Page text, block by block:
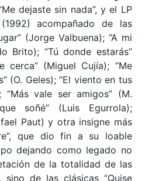
dejaste sin nada”, y el LP
acompañado de las
(Jorge Valbuena); “A mi
Brito); “Tú donde estarás”
cerca” (Miguel Cujía); “Me
(O. Geles); “El viento en tus
“Más vale ser amigos” (M.
soñé” (Luis Egurrola);
Paut) y otra insigne más
que dio fin a su loable
dejando como legado no
de la totalidad de las
sino de las clásicas “Quise